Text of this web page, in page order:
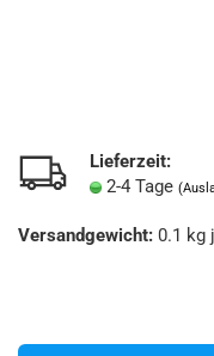
Lieferzeit:
2-4 Tage
Versandgewicht: 0.1 kg